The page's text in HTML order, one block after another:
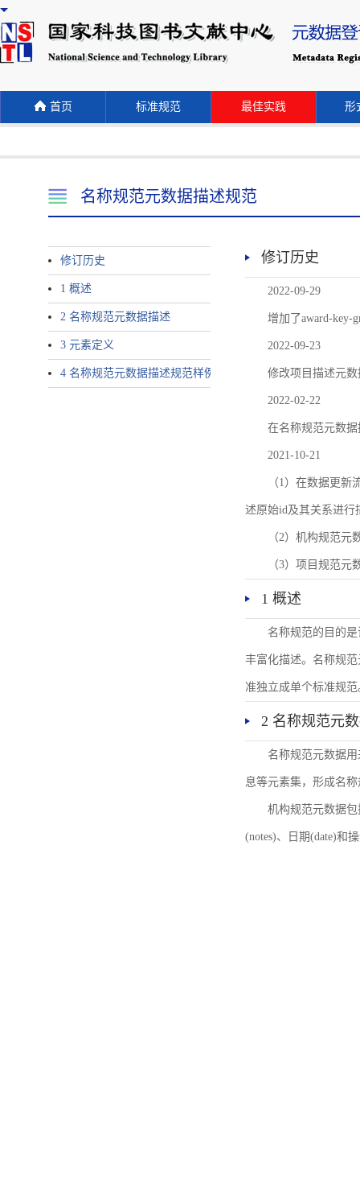
首页 标准规范 最佳实践 形
名称规范元数据描述规范
修订历史
1 概述
2 名称规范元数据描述
3 元素定义
4 名称规范元数据描述规范样例
修订历史
2022-09-29
增加了award-key-
2022-09-23
修改项目描述元
2022-02-22
在名称规范元数
2021-10-21
（1）在数据更
述原始id及其关系进行
（2）机构规范元
（3）项目规范
1 概述
名称规范的目的
丰富化描述。名称规
准独立成单个标准规范
2 名称规范元
名称规范元数据
息等元素集，形成名
机构规范元数据
(notes)、日期(date)和